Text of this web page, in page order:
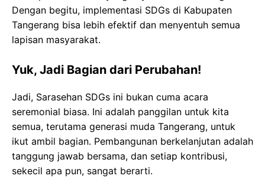
Dengan begitu, implementasi SDGs di Kabupaten
Tangerang bisa lebih efektif dan menyentuh semua
lapisan masyarakat.
Yuk, Jadi Bagian dari Perubahan!
Jadi, Sarasehan SDGs ini bukan cuma acara
seremonial biasa. Ini adalah panggilan untuk kita
semua, terutama generasi muda Tangerang, untuk
ikut ambil bagian. Pembangunan berkelanjutan adalah
tanggung jawab bersama, dan setiap kontribusi,
sekecil apa pun, sangat berarti.